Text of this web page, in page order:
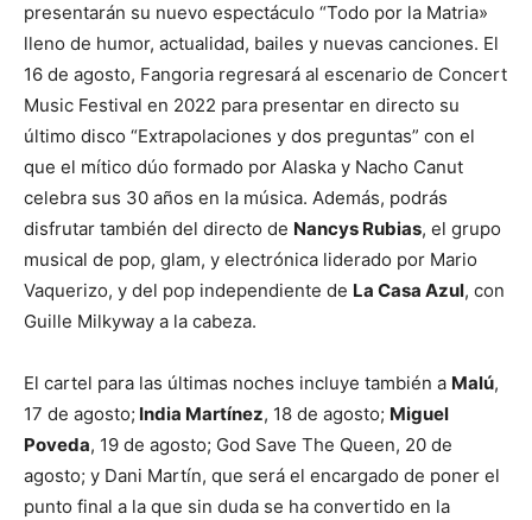
presentarán su nuevo espectáculo “Todo por la Matria»
lleno de humor, actualidad, bailes y nuevas canciones. El
16 de agosto, Fangoria regresará al escenario de Concert
Music Festival en 2022 para presentar en directo su
último disco “Extrapolaciones y dos preguntas” con el
que el mítico dúo formado por Alaska y Nacho Canut
celebra sus 30 años en la música. Además, podrás
disfrutar también del directo de Nancys Rubias, el grupo
musical de pop, glam, y electrónica liderado por Mario
Vaquerizo, y del pop independiente de La Casa Azul, con
Guille Milkyway a la cabeza.
El cartel para las últimas noches incluye también a Malú,
17 de agosto; India Martínez, 18 de agosto; Miguel
Poveda, 19 de agosto; God Save The Queen, 20 de
agosto; y Dani Martín, que será el encargado de poner el
punto final a la que sin duda se ha convertido en la